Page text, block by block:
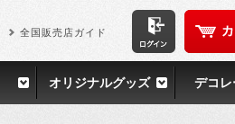
全国販売店ガイド
オリジナルグッズ デコ